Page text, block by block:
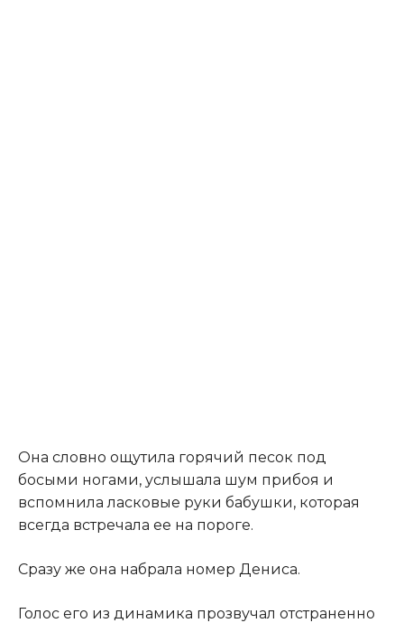
Она словно ощутила горячий песок под
босыми ногами, услышала шум прибоя и
вспомнила ласковые руки бабушки, которая
всегда встречала ее на пороге.
Сразу же она набрала номер Дениса.
Голос его из динамика прозвучал отстраненно